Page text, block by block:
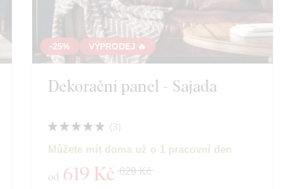
-25% VÝPRODEJ 🔥
Dekorační panel - Sajada
(3)
Můžete mít doma už o 1 pracovní den
od 619 Kč 829 Kč